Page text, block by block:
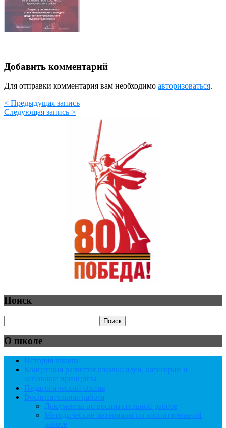
Добавить комментарий
Для отправки комментария вам необходимо авторизоваться.
< Предыдущая запись
Следующая запись >
Поиск
О школе
История школы
Концепция развития школы: идеи, категории и
основные принципы
Педагогический состав
Воспитательная работа
Документы по воспитательной работе
Методические материалы по воспитательной
работе